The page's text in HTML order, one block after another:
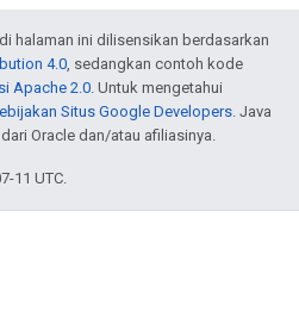
halaman ini dilisensikan berdasarkan
4.0, sedangkan contoh kode
Apache 2.0. Untuk mengetahui
Situs Google Developers. Java
Oracle dan/atau afiliasinya.
11 UTC.